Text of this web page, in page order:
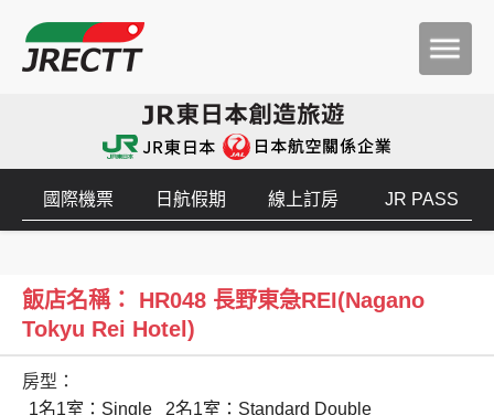
國際機票 日航假期 線上訂房 JR PASS
飯店名稱： HR048 長野東急REI(Nagano
Tokyu Rei Hotel)
房型：
1名1室：Single
2名1室：Standard Double